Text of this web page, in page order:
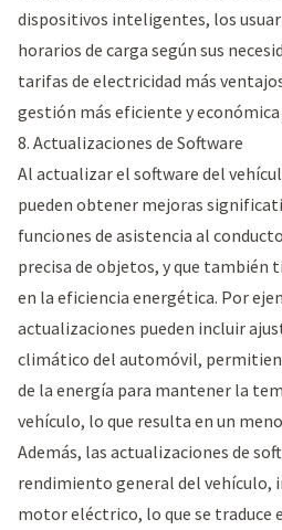
dispositivos inteligentes, los
horarios de carga según sus
tarifas de electricidad más
gestión más eficiente y económica
8. Actualizaciones de Software
Al actualizar el software del
pueden obtener mejoras
funciones de asistencia al
precisa de objetos, y que también
en la eficiencia energética. Por
actualizaciones pueden incluir
climático del automóvil,
de la energía para mantener la
vehículo, lo que resulta en un
Además, las actualizaciones de
rendimiento general del vehículo,
motor eléctrico, lo que se traduce